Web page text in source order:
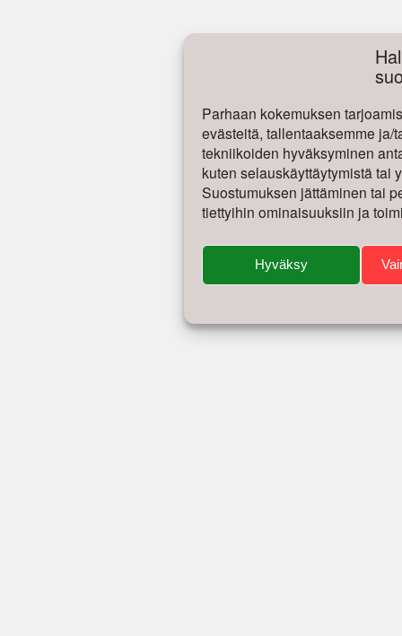
Parhaan kokemuksen
evästeitä, tallentaaksemme ja/
tekniikoiden hyväksyminen
kuten selauskäyttäytymistä tai
Suostumuksen jättäminen tai
tiettyihin ominaisuuksiin ja
Hyväksy